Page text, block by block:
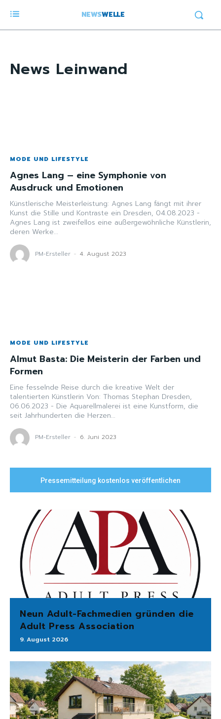
NEWSWELLE
News Leinwand
MODE UND LIFESTYLE
Agnes Lang – eine Symphonie von
Ausdruck und Emotionen
Künstlerische Meisterleistung: Agnes Lang fängt mit ihrer
Kunst die Stille und Kontraste ein Dresden, 04.08.2023 -
Agnes Lang ist zweifellos eine außergewöhnliche Künstlerin,
deren Werke...
PM-Ersteller - 4. August 2023
MODE UND LIFESTYLE
Almut Basta: Die Meisterin der Farben und
Formen
Eine fesselnde Reise durch die kreative Welt der
talentierten Künstlerin Von: Thomas Stephan Dresden,
06.06.2023 - Die Aquarellmalerei ist eine Kunstform, die
seit Jahrhunderten die Herzen...
PM-Ersteller - 6. Juni 2023
Pressemitteilung kostenlos veröffentlichen
Neun Adult-Fachmedien gründen die
Adult Press Association
9. August 2026